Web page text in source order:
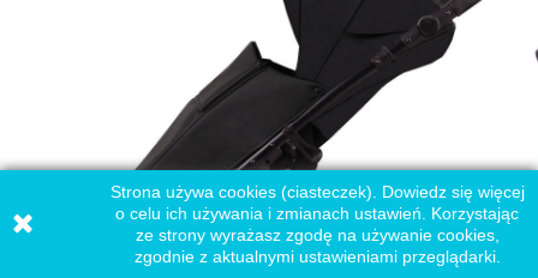
Strona używa cookies (ciasteczek). Dowiedz się więcej
o celu ich używania i zmianach ustawień. Korzystając
ze strony wyrażasz zgodę na używanie cookies,
zgodnie z aktualnymi ustawieniami przeglądarki.